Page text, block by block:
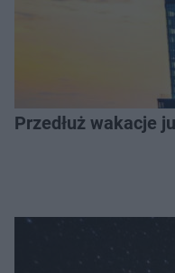
Przedłuż wakacje